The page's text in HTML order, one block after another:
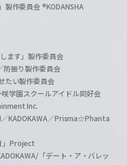
作委員会 ®KODANSHA
ます」製作委員会
振り製作委員会
たい製作委員会
学園スクールアイドル同好会
Inc.
KADOKAWA／Prisma☆Phanta
」Project
「デート・ア・バレッ